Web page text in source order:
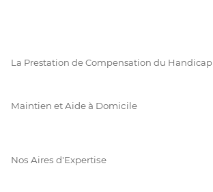
La Prestation de Compensation du Handicap
Maintien et Aide à Domicile
Nos Aires d'Expertise